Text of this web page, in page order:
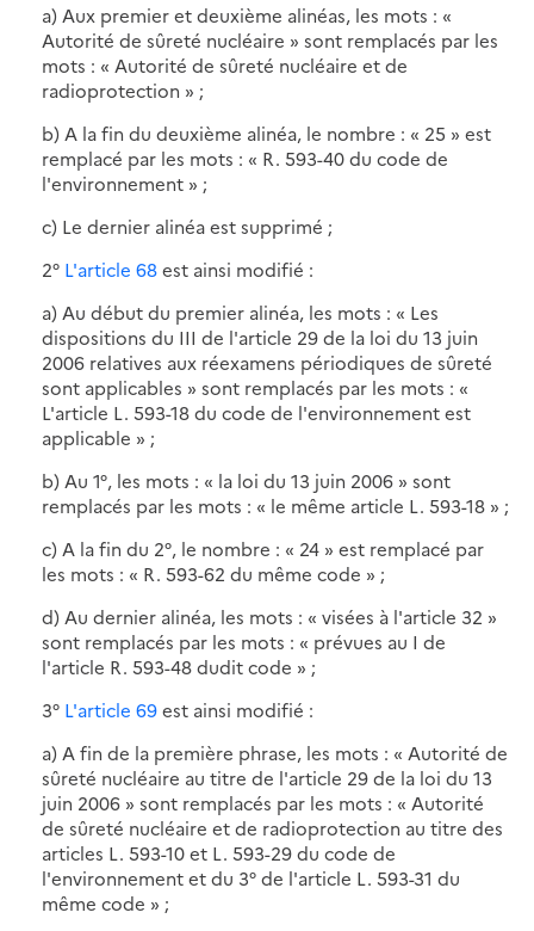
a) Aux premier et deuxième alinéas, les mots : «
Autorité de sûreté nucléaire » sont remplacés par les
mots : « Autorité de sûreté nucléaire et de
radioprotection » ;
b) A la fin du deuxième alinéa, le nombre : « 25 » est
remplacé par les mots : « R. 593-40 du code de
l'environnement » ;
c) Le dernier alinéa est supprimé ;
2° L'article 68est ainsi modifié :
a) Au début du premier alinéa, les mots : « Les
dispositions du III de l'article 29 de la loi du 13 juin
2006 relatives aux réexamens périodiques de sûreté
sont applicables » sont remplacés par les mots : «
L'article L. 593-18 du code de l'environnement est
applicable » ;
b) Au 1°, les mots : « la loi du 13 juin 2006 » sont
remplacés par les mots : « le même article L. 593-18 » ;
c) A la fin du 2°, le nombre : « 24 » est remplacé par
les mots : « R. 593-62 du même code » ;
d) Au dernier alinéa, les mots : « visées à l'article 32 »
sont remplacés par les mots : « prévues au I de
l'article R. 593-48 dudit code » ;
3° L'article 69est ainsi modifié :
a) A fin de la première phrase, les mots : « Autorité de
sûreté nucléaire au titre de l'article 29 de la loi du 13
juin 2006 » sont remplacés par les mots : « Autorité
de sûreté nucléaire et de radioprotection au titre des
articles L. 593-10 et L. 593-29 du code de
l'environnement et du 3° de l'article L. 593-31 du
même code » ;